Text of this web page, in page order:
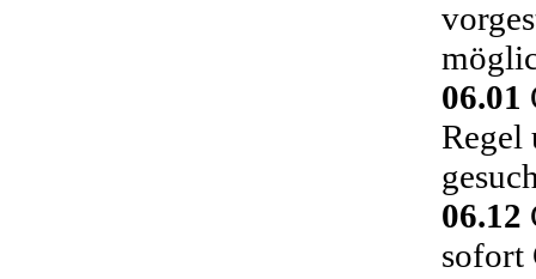
06.01
Regel
06.12
sofort